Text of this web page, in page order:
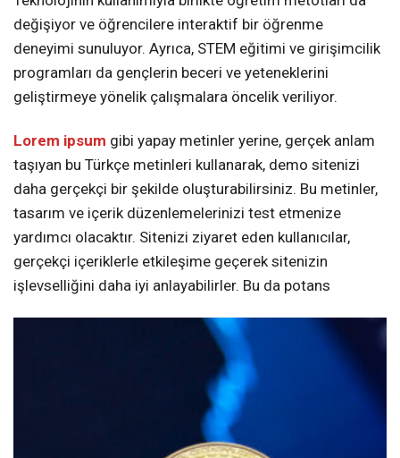
değişiyor ve öğrencilere interaktif bir öğrenme
deneyimi sunuluyor. Ayrıca, STEM eğitimi ve girişimcilik
programları da gençlerin beceri ve yeteneklerini
geliştirmeye yönelik çalışmalara öncelik veriliyor.
Lorem ipsum gibi yapay metinler yerine, gerçek anlam
taşıyan bu Türkçe metinleri kullanarak, demo sitenizi
daha gerçekçi bir şekilde oluşturabilirsiniz. Bu metinler,
tasarım ve içerik düzenlemelerinizi test etmenize
yardımcı olacaktır. Sitenizi ziyaret eden kullanıcılar,
gerçekçi içeriklerle etkileşime geçerek sitenizin
işlevselliğini daha iyi anlayabilirler. Bu da potans